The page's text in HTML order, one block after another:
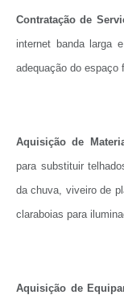
Contratação de
internet banda larga
adequação do espaço
Aquisição de
para substituir
da chuva, viveiro de
claraboias para
Aquisição de